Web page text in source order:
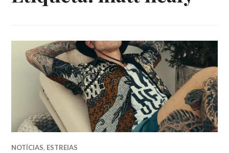
NOTÍCIAS, ESTREIAS